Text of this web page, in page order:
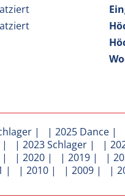
| | 2025 Dance |
| | 2023 Schlager | |
| | 2020 | | 2019 | |
| | 2010 | | 2009 | |